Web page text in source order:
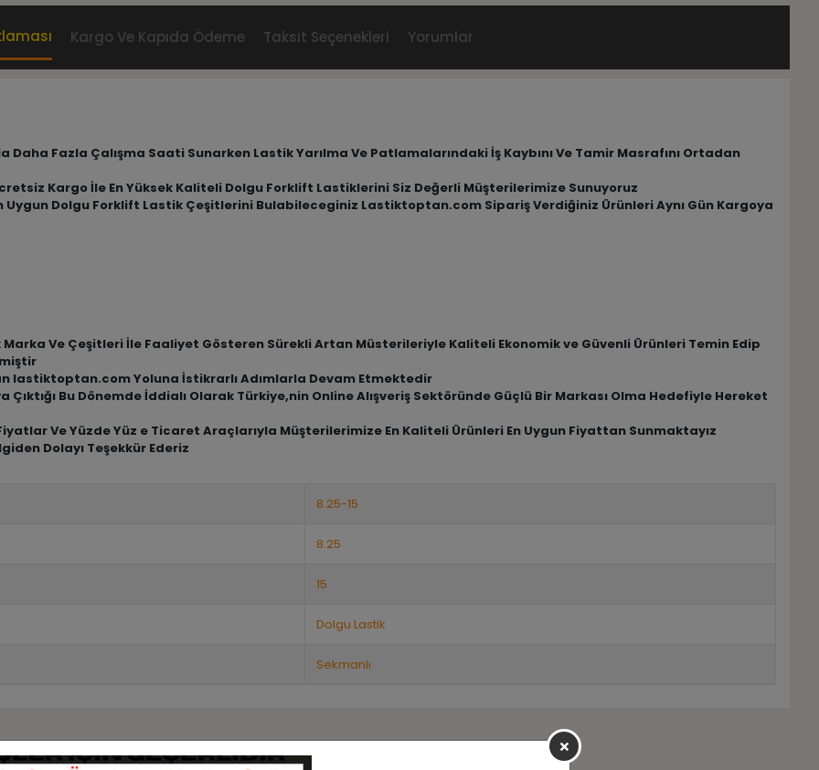
Kargo Ve Kapıda Ödeme Taksit Seçenekleri Yorumlar
Fazla Çalışma Saati Sunarken Lastik Yarılma Ve Patlamalarındaki İş Kaybını Ve Tamir Masrafını Ortadan
Kargo İle En Yüksek Kaliteli Dolgu Forklift Lastiklerini Siz Değerli Müşterilerimize Sunuyoruz
Uygun Dolgu Forklift Lastik Çeşitlerini Bulabileceginiz Lastiktoptan.com Sipariş Verdiğiniz Ürünleri Aynı Gün Kargoya
Ve Çeşitleri İle Faaliyet Gösteren Sürekli Artan Müsterileriyle Kaliteli Ekonomik ve Güvenli Ürünleri Temin Edip
lastiktoptan.com Yoluna İstikrarlı Adımlarla Devam Etmektedir
Bu Dönemde İddialı Olarak Türkiye,nin Online Alışveriş Sektöründe Güçlü Bir Markası Olma Hedefiyle Hereket
Ve Yüzde Yüz e Ticaret Araçlarıyla Müşterilerimize En Kaliteli Ürünleri En Uygun Fiyattan Sunmaktayız
Dolayı Teşekkür Ederiz
8.25-15
8.25
15
Dolgu Lastik
Sekmanlı
Benzer Ürünler